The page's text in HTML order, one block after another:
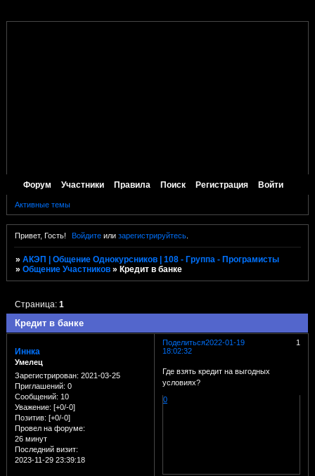
Форум Участники Правила Поиск Регистрация Войти
Активные темы
Привет, Гость! Войдите илизарегистрируйтесь
»АКЭП | Общение Однокурсников | 108 - Группа - Програмисты
»Общение Участников »Кредит в банке
Кредит в банке
Страница:1
Поделиться 1
2022-01-19
18:02:32
Иннка
Умелец
Зарегистрирован: 2021-03-25
Приглашений: 0
Сообщений: 10
Уважение: [+0/-0]
Позитив: [+0/-0]
Провел на форуме:
26 минут
Последний визит:
2023-11-29 23:39:18
Где взять кредит на выгодных
условиях?
0